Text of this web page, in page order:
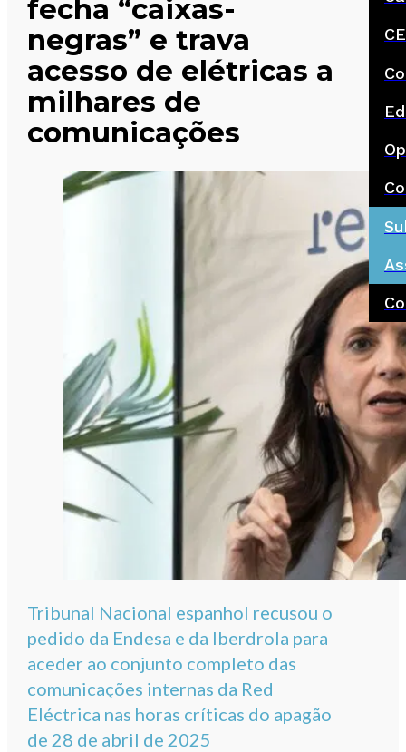
fecha “caixas-
negras” e trava
acesso de elétricas a
milhares de
comunicações
Tribunal Nacional espanhol recusou o
pedido da Endesa e da Iberdrola para
aceder ao conjunto completo das
comunicações internas da Red
Eléctrica nas horas críticas do apagão
de 28 de abril de 2025